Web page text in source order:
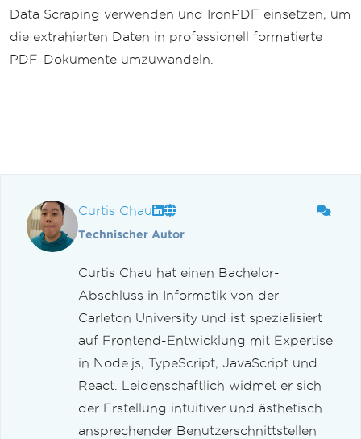
Data Scraping verwenden und IronPDF einsetzen, um
die extrahierten Daten in professionell formatierte
PDF-Dokumente umzuwandeln.
Curtis Chau
Technischer Autor
Curtis Chau hat einen Bachelor-
Abschluss in Informatik von der
Carleton University und ist spezialisiert
auf Frontend-Entwicklung mit Expertise
in Node.js, TypeScript, JavaScript und
React. Leidenschaftlich widmet er sich
der Erstellung intuitiver und ästhetisch
ansprechender Benutzerschnittstellen